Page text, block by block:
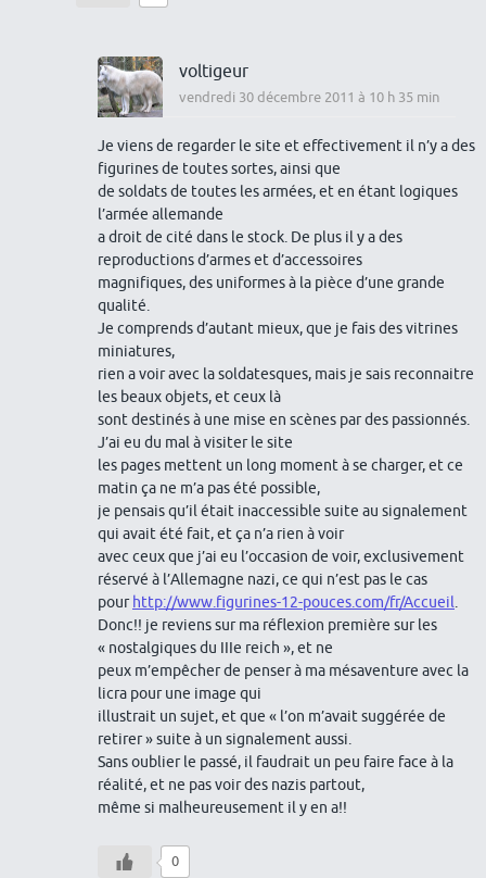
voltigeur
vendredi 30 décembre 2011 à 10 h 35 min
Je viens de regarder le site et effectivement il n’y a des
figurines de toutes sortes, ainsi que
de soldats de toutes les armées, et en étant logiques
l’armée allemande
a droit de cité dans le stock. De plus il y a des
reproductions d’armes et d’accessoires
magnifiques, des uniformes à la pièce d’une grande
qualité.
Je comprends d’autant mieux, que je fais des vitrines
miniatures,
rien a voir avec la soldatesques, mais je sais reconnaitre
les beaux objets, et ceux là
sont destinés à une mise en scènes par des passionnés.
J’ai eu du mal à visiter le site
les pages mettent un long moment à se charger, et ce
matin ça ne m’a pas été possible,
je pensais qu’il était inaccessible suite au signalement
qui avait été fait, et ça n’a rien à voir
avec ceux que j’ai eu l’occasion de voir, exclusivement
réservé à l’Allemagne nazi, ce qui n’est pas le cas
pourhttp://www.figurines-12-pouces.com/fr/Accueil
Donc!! je reviens sur ma réflexion première sur les
« nostalgiques du IIIe reich », et ne
peux m’empêcher de penser à ma mésaventure avec la
licra pour une image qui
illustrait un sujet, et que « l’on m’avait suggérée de
retirer » suite à un signalement aussi.
Sans oublier le passé, il faudrait un peu faire face à la
réalité, et ne pas voir des nazis partout,
même si malheureusement il y en a!!
0